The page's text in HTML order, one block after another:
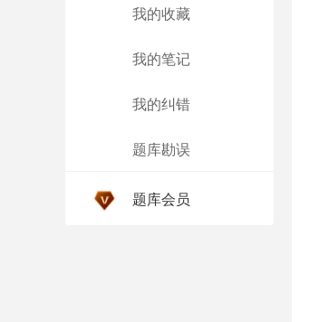
我的收藏
我的笔记
我的纠错
题库勘误
题库会员